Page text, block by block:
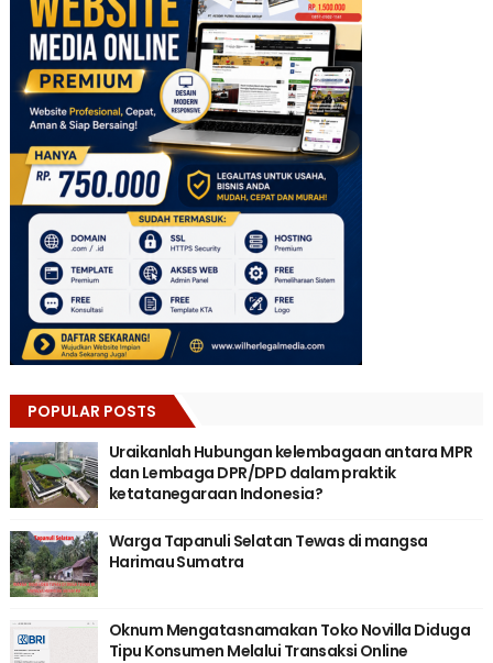
POPULAR POSTS
Uraikanlah Hubungan kelembagaan antara MPR
dan Lembaga DPR/DPD dalam praktik
ketatanegaraan Indonesia?
Warga Tapanuli Selatan Tewas di mangsa
Harimau Sumatra
Oknum Mengatasnamakan Toko Novilla Diduga
Tipu Konsumen Melalui Transaksi Online